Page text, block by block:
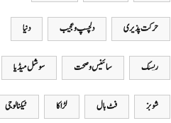
حرکت پذیری دلچسپ و عجیب دنیا
ریسنگ سائینس و صحت سوشل میڈیا
شوبز فٹ بال لڑاکا ٹیکنالوجی